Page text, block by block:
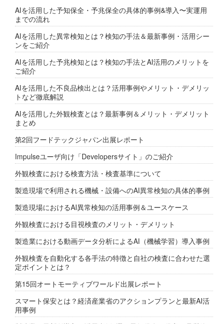
AIを活用した予知保全・予兆保全の具体的事例&導入〜実運用
までの流れ
AIを活用した異常検知とは？検知の手法＆最新事例・活用シー
ンをご紹介
AIを活用した予兆検知とは？検知の手法とAI活用のメリットを
ご紹介
AIを活用した不良品検出とは？活用事例やメリット・デメリッ
トなど徹底解説
AIを活用した外観検査とは？最新事例＆メリット・デメリット
まとめ
第2回フードテックジャパン出展レポート
Impulseユーザ向け「Developersサイト」のご紹介
外観検査における検査方法・検査基準について
製造現場で利用される機械・設備へのAI異常検知の具体的事例
製造現場におけるAI異常検知の活用事例＆ユースケース
外観検査における目視検査のメリット・デメリット
製造業における動画データ分析によるAI（機械学習）導入事例
外観検査を自動化する各手法の特徴と自社の検査に合わせた選
定ポイントとは？
第15回オートモーティブワールド出展レポート
スマート保安とは？経済産業省のアクションプランと最新AI活
用事例